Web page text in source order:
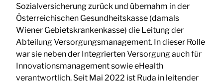
Sozialversicherung zurück und übernahm in der
Österreichischen Gesundheitskasse (damals
Wiener Gebietskrankenkasse) die Leitung der
Abteilung Versorgungsmanagement. In dieser Rolle
war sie neben der Integrierten Versorgung auch für
Innovationsmanagement sowie eHealth
verantwortlich. Seit Mai 2022 ist Ruda in leitender